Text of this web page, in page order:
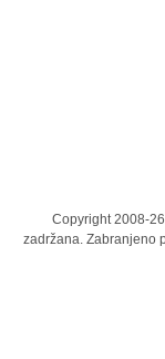
Copyright 2008-
zadržana. Zabranjeno